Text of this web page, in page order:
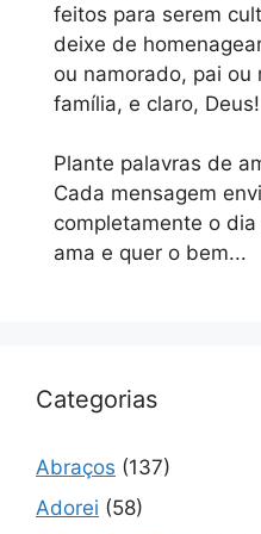
feitos para serem
deixe de
ou namorado, pai ou
família, e claro, Deus!
Plante palavras de
Cada mensagem
completamente o
ama e quer o bem...
Categorias
Abraços (137)
Adorei (58)